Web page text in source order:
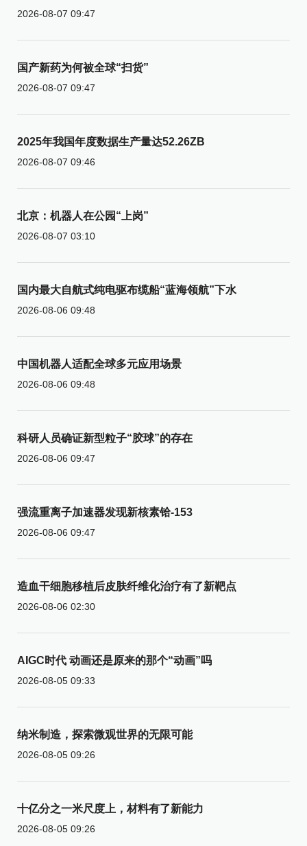
2026-08-07 09:47
国产新药为何被全球“扫货”
2026-08-07 09:47
2025年我国年度数据生产量达52.26ZB
2026-08-07 09:46
北京：机器人在公园“上岗”
2026-08-07 03:10
国内最大自航式纯电驱布缆船“蓝海领航”下水
2026-08-06 09:48
中国机器人适配全球多元应用场景
2026-08-06 09:48
科研人员确证新型粒子“胶球”的存在
2026-08-06 09:47
强流重离子加速器发现新核素铪-153
2026-08-06 09:47
造血干细胞移植后皮肤纤维化治疗有了新靶点
2026-08-06 02:30
AIGC时代 动画还是原来的那个“动画”吗
2026-08-05 09:33
纳米制造，探索微观世界的无限可能
2026-08-05 09:26
十亿分之一米尺度上，材料有了新能力
2026-08-05 09:26